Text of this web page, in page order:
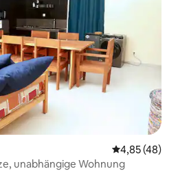
4,85 (48)
unabhängige Wohnung